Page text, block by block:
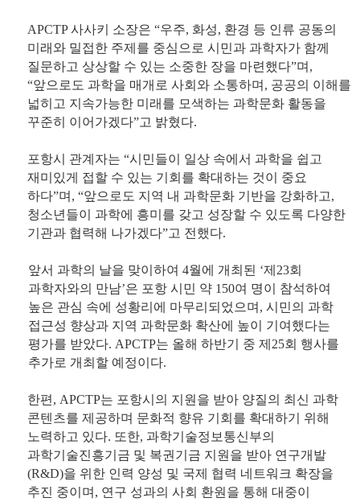
APCTP 사사키 소장은 “우주, 화성, 환경 등 인류 공동의
미래와 밀접한 주제를 중심으로 시민과 과학자가 함께
질문하고 상상할 수 있는 소중한 장을 마련했다”며,
“앞으로도 과학을 매개로 사회와 소통하며, 공공의 이해를
넓히고 지속가능한 미래를 모색하는 과학문화 활동을
꾸준히 이어가겠다”고 밝혔다.
포항시 관계자는 “시민들이 일상 속에서 과학을 쉽고
재미있게 접할 수 있는 기회를 확대하는 것이 중요
하다”며, “앞으로도 지역 내 과학문화 기반을 강화하고,
청소년들이 과학에 흥미를 갖고 성장할 수 있도록 다양한
기관과 협력해 나가겠다”고 전했다.
앞서 과학의 날을 맞이하여 4월에 개최된 ‘제23회
과학자와의 만남’은 포항 시민 약 150여 명이 참석하여
높은 관심 속에 성황리에 마무리되었으며, 시민의 과학
접근성 향상과 지역 과학문화 확산에 높이 기여했다는
평가를 받았다. APCTP는 올해 하반기 중 제25회 행사를
추가로 개최할 예정이다.
한편, APCTP는 포항시의 지원을 받아 양질의 최신 과학
콘텐츠를 제공하며 문화적 향유 기회를 확대하기 위해
노력하고 있다. 또한, 과학기술정보통신부의
과학기술진흥기금 및 복권기금 지원을 받아 연구개발
(R&D)을 위한 인력 양성 및 국제 협력 네트워크 확장을
추진 중이며, 연구 성과의 사회 환원을 통해 대중이